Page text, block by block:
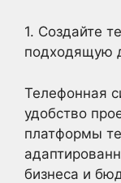
1. Создайте
подходящую
Телефонная
удобство
платформы
бизнеса и